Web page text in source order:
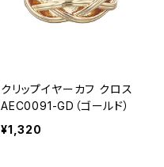
クリップイヤーカフ クロス
AEC0091-GD（ゴールド）
¥1,320